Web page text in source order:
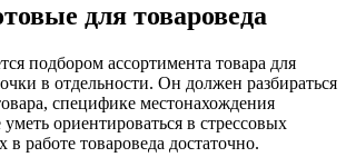
для товароведа
подбором ассортимента товара для
в отдельности. Он должен разбираться
специфике местонахождения
ориентироваться в стрессовых
в работе товароведа достаточно.